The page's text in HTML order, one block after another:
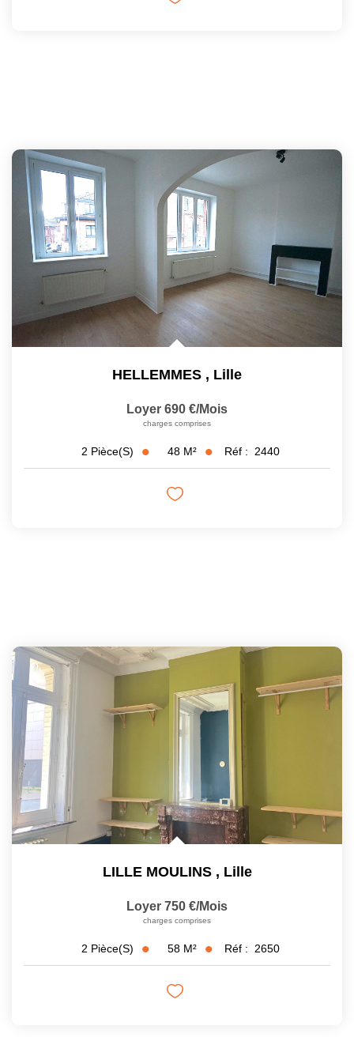
HELLEMMES , Lille
Loyer 690 €/mois
charges comprises
2 Pièce(s) 48 M² Réf : 2440
LILLE MOULINS , Lille
Loyer 750 €/mois
charges comprises
2 Pièce(s) 58 M² Réf : 2650